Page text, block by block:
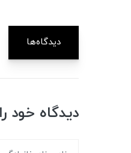
دیدگاه‌ها
دیدگاه خود